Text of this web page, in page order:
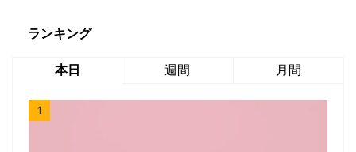
ランキング
本日 週間 月間